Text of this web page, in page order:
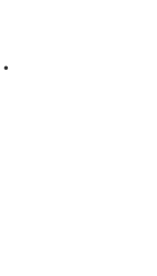
•